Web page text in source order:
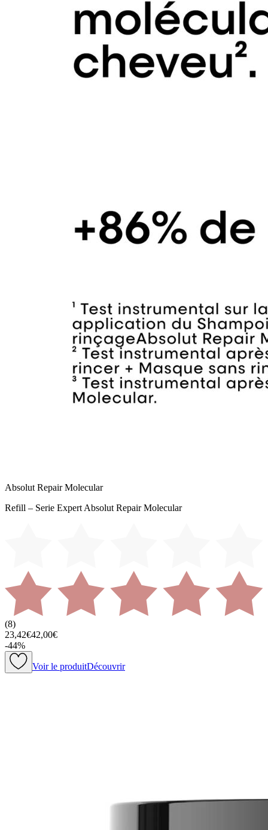
Absolut Repair Molecular
Refill – Serie Expert Absolut Repair Molecular
(8)
23,42€42,00€
-44%
Voir le produitDécouvrir